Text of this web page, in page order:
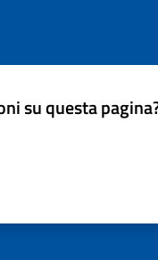
su questa